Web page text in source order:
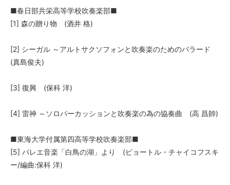
■春日部共栄高等学校吹奏楽部■
[1] 森の贈り物 (酒井 格)
[2] シーガル ～アルトサクソフォンと吹奏楽のためのバラード
(真島俊夫)
[3] 復興 (保科 洋)
[4] 雷神 ～ソロパーカッションと吹奏楽の為の協奏曲 (高 昌帥)
■東海大学付属第四高等学校吹奏楽部■
[5] バレエ音楽「白鳥の湖」より (ピョートル・チャイコフスキ
ー/編曲:保科 洋)